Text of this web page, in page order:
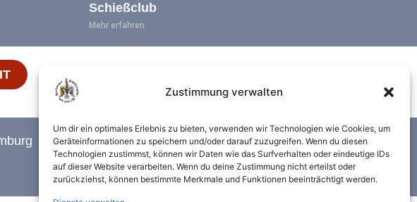
Zustimmung verwalten
Um dir ein optimales Erlebnis zu bieten, verwenden wir Technologien wie Cookies, um
Geräteinformationen zu speichern und/oder darauf zuzugreifen. Wenn du diesen
Technologien zustimmst, können wir Daten wie das Surfverhalten oder eindeutige IDs
auf dieser Website verarbeiten. Wenn du deine Zustimmung nicht erteilst oder
zurückziehst, können bestimmte Merkmale und Funktionen beeinträchtigt werden.
Schießclub
Mehr erfahren
Datenschutz Impressum
Cookie-Richtlinie (EU)